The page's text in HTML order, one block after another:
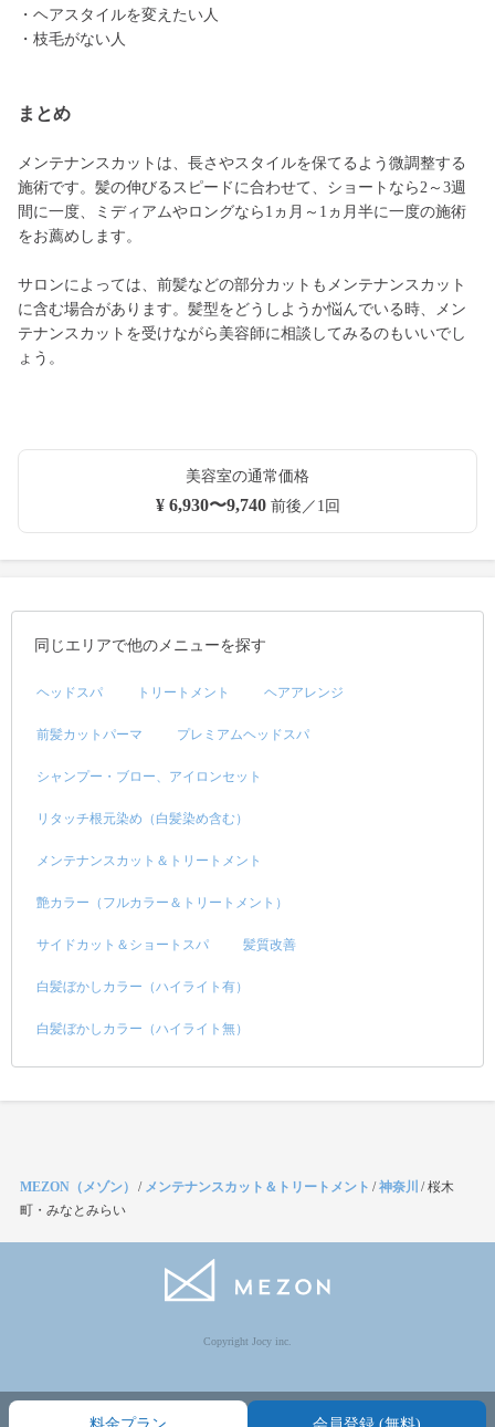
・ヘアスタイルを変えたい人
・枝毛がない人
まとめ
メンテナンスカットは、長さやスタイルを保てるよう微調整する
施術です。髪の伸びるスピードに合わせて、ショートなら2～3週
間に一度、ミディアムやロングなら1ヵ月～1ヵ月半に一度の施術
をお薦めします。
サロンによっては、前髪などの部分カットもメンテナンスカット
に含む場合があります。髪型をどうしようか悩んでいる時、メン
テナンスカットを受けながら美容師に相談してみるのもいいでし
ょう。
美容室の通常価格
¥ 6,930〜9,740前後／1回
同じエリアで他のメニューを探す
ヘッドスパ トリートメント ヘアアレンジ
前髪カットパーマ プレミアムヘッドスパ
シャンプー・ブロー、アイロンセット
リタッチ根元染め（白髪染め含む）
メンテナンスカット＆トリートメント
艶カラー（フルカラー＆トリートメント）
サイドカット＆ショートスパ 髪質改善
白髪ぼかしカラー（ハイライト有）
白髪ぼかしカラー（ハイライト無）
MEZON（メゾン） / メンテナンスカット＆トリートメント /神奈川 /桜木
町・みなとみらい
Copyright Jocy inc.